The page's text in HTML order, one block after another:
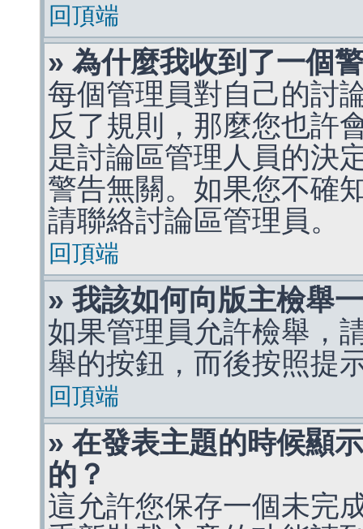
回頂端
» 為什麼我收到了一個
每個管理員對自己的討
反了規則，那麼您也許
是討論區管理人員的決
警告無關。如果您不確
請聯絡討論區管理員。
回頂端
» 我該如何向版主檢舉
如果管理員允許檢舉，
舉的按鈕，而後按照提
回頂端
» 在發表主題的時候顯
的？
這允許您保存一個未完